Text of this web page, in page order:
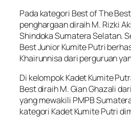
Pada kategori Best of The
penghargaan diraih M. Rizki
Shindoka Sumatera Selatan.
Best Junior Kumite Putri
Khairunnisa dari perguruan
Di kelompok Kadet Kumite
Best diraih M. Gian Ghazali
yang mewakili PMPB
kategori Kadet Kumite Putri